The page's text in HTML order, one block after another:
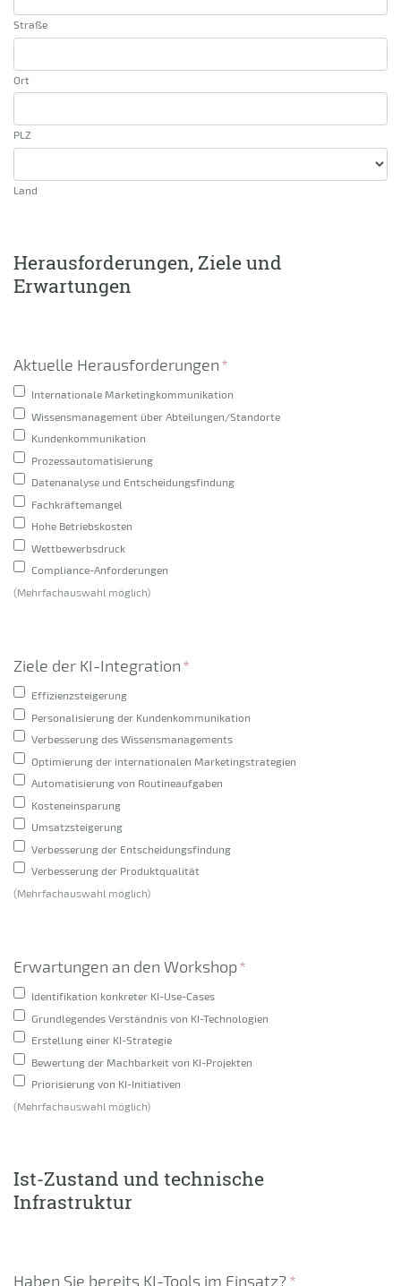
Straße
Ort
PLZ
Land
Herausforderungen, Ziele und
Erwartungen
Aktuelle Herausforderungen*
Internationale Marketingkommunikation
Wissensmanagement über Abteilungen/Standorte
Kundenkommunikation
Prozessautomatisierung
Datenanalyse und Entscheidungsfindung
Fachkräftemangel
Hohe Betriebskosten
Wettbewerbsdruck
Compliance-Anforderungen
(Mehrfachauswahl möglich)
Ziele der KI-Integration*
Effizienzsteigerung
Personalisierung der Kundenkommunikation
Verbesserung des Wissensmanagements
Optimierung der internationalen Marketingstrategien
Automatisierung von Routineaufgaben
Kosteneinsparung
Umsatzsteigerung
Verbesserung der Entscheidungsfindung
Verbesserung der Produktqualität
(Mehrfachauswahl möglich)
Erwartungen an den Workshop*
Identifikation konkreter KI-Use-Cases
Grundlegendes Verständnis von KI-Technologien
Erstellung einer KI-Strategie
Bewertung der Machbarkeit von KI-Projekten
Priorisierung von KI-Initiativen
(Mehrfachauswahl möglich)
Ist-Zustand und technische
Infrastruktur
Haben Sie bereits KI-Tools im Einsatz?*